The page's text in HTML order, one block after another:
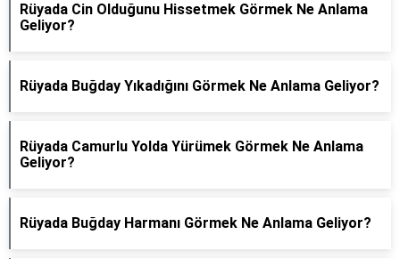
Rüyada Cin Olduğunu Hissetmek Görmek Ne Anlama
Geliyor?
Rüyada Buğday Yıkadığını Görmek Ne Anlama Geliyor?
Rüyada Camurlu Yolda Yürümek Görmek Ne Anlama
Geliyor?
Rüyada Buğday Harmanı Görmek Ne Anlama Geliyor?